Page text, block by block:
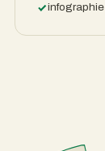
infographie